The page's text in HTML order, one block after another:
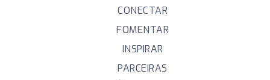
CONECTAR
FOMENTAR
INSPIRAR
PARCEIRAS